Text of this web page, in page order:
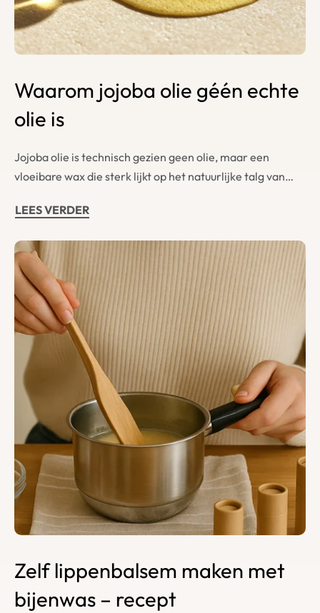
Waarom jojoba olie géén echte
olie is
Jojoba olie is technisch gezien geen olie, maar een
vloeibare wax die sterk lijkt op het natuurlijke talg van…
LEES VERDER
Zelf lippenbalsem maken met
bijenwas – recept